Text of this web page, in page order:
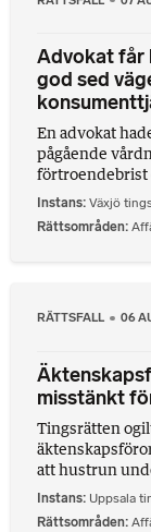
Advokat
god sed
En advokat
pågående
förtroendebrist
Instans Växjö
Rättsområden
RÄTTSFALL 06
misstänkt
Tingsrätten
att hustrun
Instans Uppsala
Rättsområden